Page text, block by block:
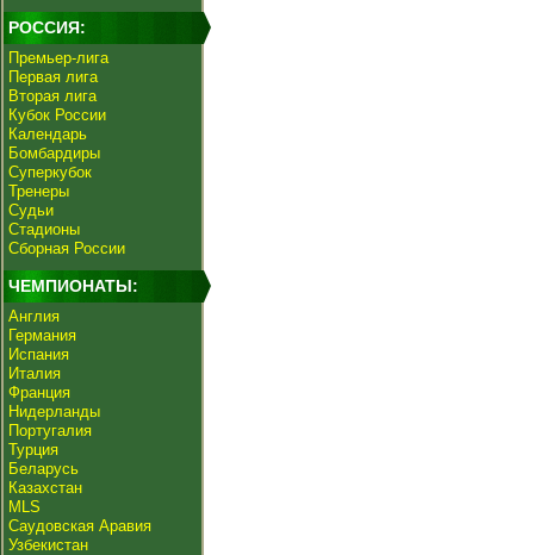
РОССИЯ:
Премьер-лига
Первая лига
Вторая лига
Кубок России
Календарь
Бомбардиры
Суперкубок
Тренеры
Судьи
Стадионы
Сборная России
ЧЕМПИОНАТЫ:
Англия
Германия
Испания
Италия
Франция
Нидерланды
Португалия
Турция
Беларусь
Казахстан
MLS
Саудовская Аравия
Узбекистан